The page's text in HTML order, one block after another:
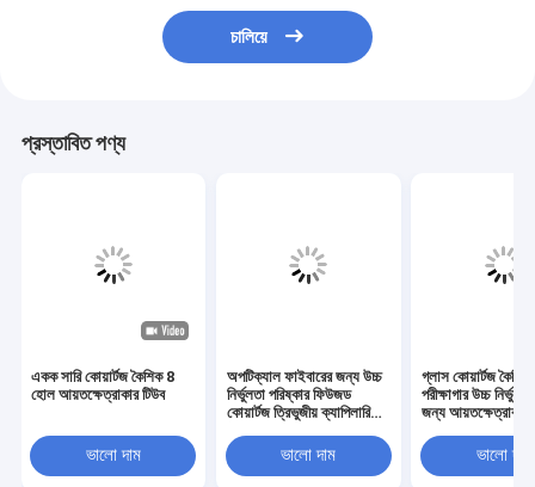
চালিয়ে
প্রস্তাবিত পণ্য
একক সারি কোয়ার্টজ কৈশিক 8
হোল আয়তক্ষেত্রাকার টিউব
ভালো দাম
অপটিক্যাল ফাইবারের জন্য উচ্চ
নির্ভুলতা পরিষ্কার ফিউজড
কোয়ার্টজ ত্রিভুজীয় ক্যাপিলারি
ভালো দাম
গ্লাস কোয়ার্টজ কৈশিক
পরীক্ষাগার উচ্চ
জন্য আয়তক্ষেত্রাকার
ভালো দাম